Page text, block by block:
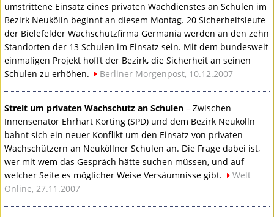
umstrittene Einsatz eines privaten Wachdienstes an Schulen im
Bezirk Neukölln beginnt an diesem Montag. 20 Sicherheitsleute
der Bielefelder Wachschutzfirma Germania werden an den zehn
Standorten der 13 Schulen im Einsatz sein. Mit dem bundesweit
einmaligen Projekt hofft der Bezirk, die Sicherheit an seinen
Schulen zu erhöhen.
Berliner Morgenpost, 10.12.2007
Streit um privaten Wachschutz an Schulen – Zwischen
Innensenator Ehrhart Körting (SPD) und dem Bezirk Neukölln
bahnt sich ein neuer Konflikt um den Einsatz von privaten
Wachschützern an Neuköllner Schulen an. Die Frage dabei ist,
wer mit wem das Gespräch hätte suchen müssen, und auf
welcher Seite es möglicher Weise Versäumnisse gibt.
Welt
Online, 27.11.2007